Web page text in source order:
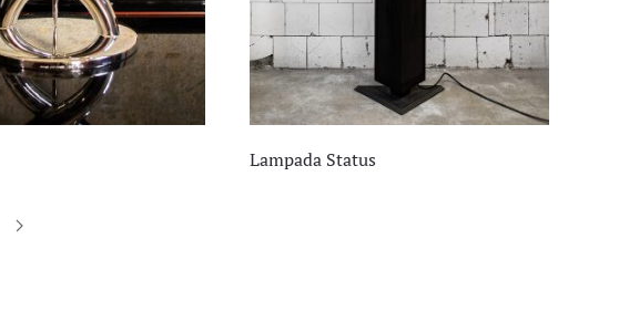
Lampada Status